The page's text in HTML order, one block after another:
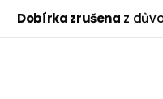
Dobírka zrušena z